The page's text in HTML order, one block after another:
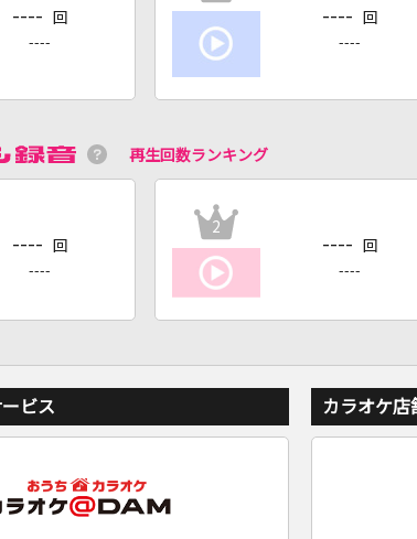
---- 回
----
---- 回
----
再生回数ランキング
---- 回
----
2
---- 回
----
ビス カラオケ店